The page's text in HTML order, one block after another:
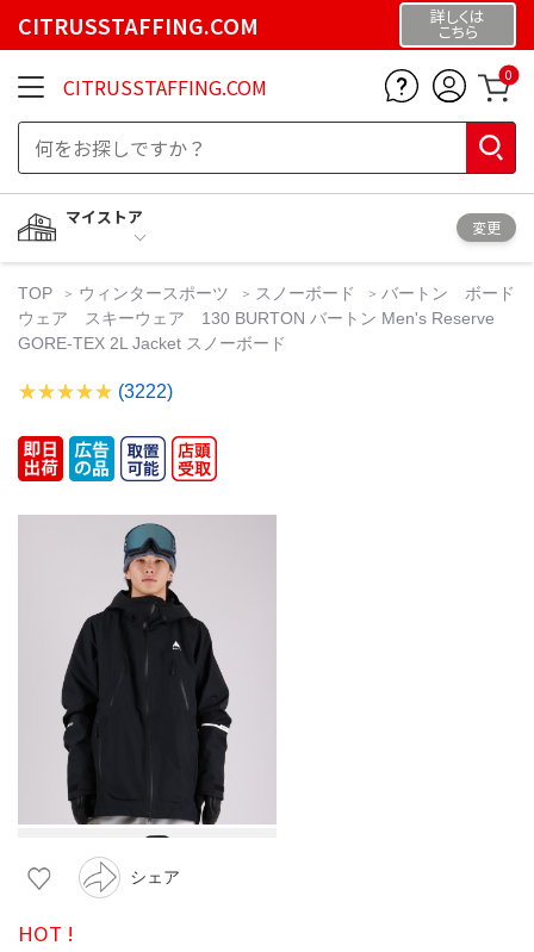
CITRUSSTAFFING.COM 詳しくは
こちら
CITRUSSTAFFING.COM 0
マイストア
変更
TOP ウィンタースポーツ スノーボード
バートン ボード
ウェア スキーウェア 130 BURTON バートン Men's Reserve
GORE-TEX 2L Jacket スノーボード
(3222)
シェア
HOT !